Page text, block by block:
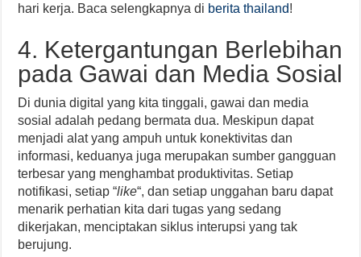
hari kerja. Baca selengkapnya di berita thailand!
4. Ketergantungan Berlebihan
pada Gawai dan Media Sosial
Di dunia digital yang kita tinggali, gawai dan media
sosial adalah pedang bermata dua. Meskipun dapat
menjadi alat yang ampuh untuk konektivitas dan
informasi, keduanya juga merupakan sumber gangguan
terbesar yang menghambat produktivitas. Setiap
notifikasi, setiap “like“, dan setiap unggahan baru dapat
menarik perhatian kita dari tugas yang sedang
dikerjakan, menciptakan siklus interupsi yang tak
berujung.